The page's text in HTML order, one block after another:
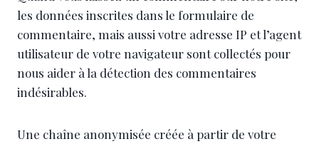
les données inscrites dans le formulaire de
commentaire, mais aussi votre adresse IP et l’agent
utilisateur de votre navigateur sont collectés pour
nous aider à la détection des commentaires
indésirables.
Une chaîne anonymisée créée à partir de votre